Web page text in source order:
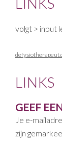
volgt > input
LINKS
GEEF
Je e-
zijn